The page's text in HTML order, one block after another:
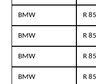
BMW R
BMW R
BMW R
BMW R